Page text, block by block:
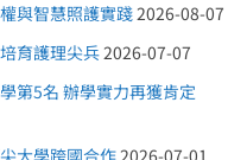
與智慧照護實踐2026-08-07
育護理尖兵2026-07-07
第5名 辦學實力再獲肯定
大學跨國合作2026-07-01